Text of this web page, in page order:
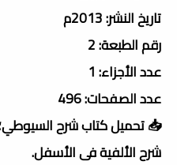
تاريخ النشر: 2013م
رقم الطبعة: 2
عدد الأجزاء: 1
عدد الصفحات: 496
📥 تحميل كتاب شرح
شرح الألفية فى الأسفل.